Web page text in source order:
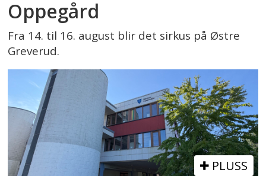
Oppegård
Fra 14. til 16. august blir det sirkus på Østre
Greverud.
PLUSS